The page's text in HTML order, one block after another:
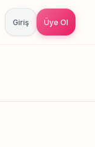
Giriş Üye Ol